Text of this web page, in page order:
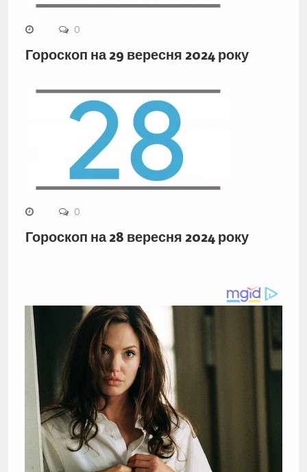
0
Гороскоп на 29 вересня 2024 року
0
Гороскоп на 28 вересня 2024 року